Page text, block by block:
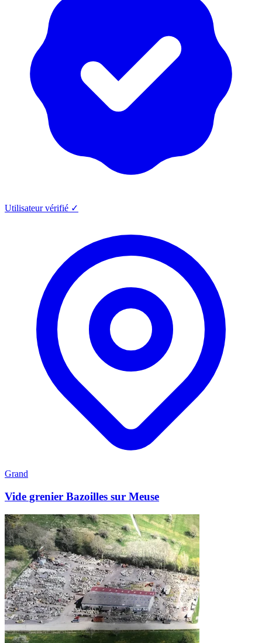
Utilisateur vérifié ✓
Grand
Vide grenier Bazoilles sur Meuse